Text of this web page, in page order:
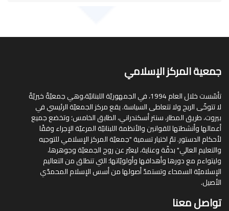
جمعية المركز الإسلامي
تأسّست خلال العام 1994، في الجمهوريّة اللبنانيّة،وهي جمعيّةٌ خيريّةٌ
لا تتوخّى الربح ولا تتعاطى السياسة. يقع مركز الجمعيّة الرئيسي في
بيروت، طريق المطار، سنتر أسكندراني، الطابق الخامس؛ وتخضع جميع
أعمالها وأنشطتها للقوانين والأنظمة اللبنانيّة المرعيّة الإجراء وفقًا
لأحكام الدستور. تمّ اختيار تسمية "جمعيّة المركز الإسلامي للتوجيه
والتعليم العالي" بدقّة وعناية، ليعبّر عن روح الجمعيّة وجوهرها،
وليتواءم مع دورها وأهدافها وأولويّاتها؛ التي تنطلق من التعاليم
الإسلاميّة السمحاء وتستمدّ أصولها من أسس الإسلام المحمدّي
الأصيل.
تواصل معنا